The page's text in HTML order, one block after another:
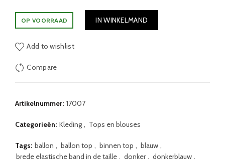
OP VOORRAAD IN WINKELMAND
Add to wishlist
Compare
Artikelnummer: 17007
Categorieën: Kleding , Tops en blouses
Tags: ballon , ballon top , binnen top , blauw ,
brede elastische band in de taille , donker , donkerblauw ,